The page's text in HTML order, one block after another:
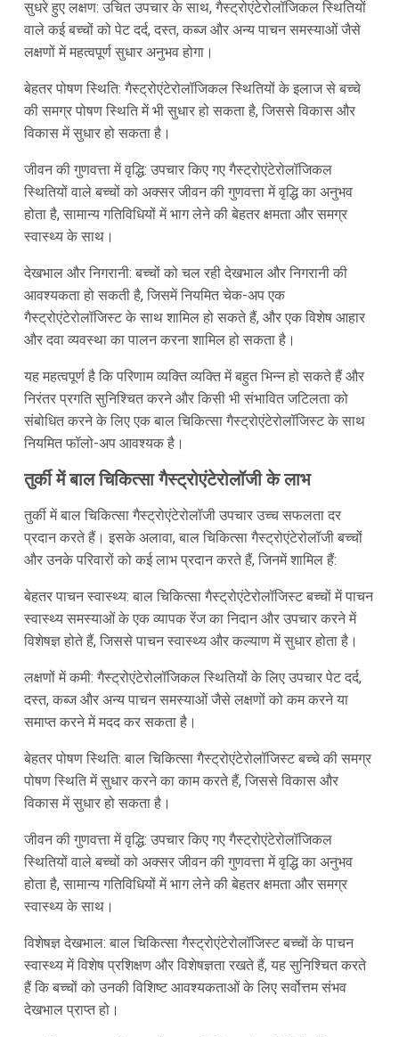
सुधरे हुए लक्षण: उचित उपचार के साथ, गैस्ट्रोएंटेरोलॉजिकल स्थितियों
वाले कई बच्चों को पेट दर्द, दस्त, कब्ज और अन्य पाचन समस्याओं जैसे
लक्षणों में महत्वपूर्ण सुधार अनुभव होगा।
बेहतर पोषण स्थिति: गैस्ट्रोएंटेरोलॉजिकल स्थितियों के इलाज से बच्चे
की समग्र पोषण स्थिति में भी सुधार हो सकता है, जिससे विकास और
विकास में सुधार हो सकता है।
जीवन की गुणवत्ता में वृद्धि: उपचार किए गए गैस्ट्रोएंटेरोलॉजिकल
स्थितियों वाले बच्चों को अक्सर जीवन की गुणवत्ता में वृद्धि का अनुभव
होता है, सामान्य गतिविधियों में भाग लेने की बेहतर क्षमता और समग्र
स्वास्थ्य के साथ।
देखभाल और निगरानी: बच्चों को चल रही देखभाल और निगरानी की
आवश्यकता हो सकती है, जिसमें नियमित चेक-अप एक
गैस्ट्रोएंटेरोलॉजिस्ट के साथ शामिल हो सकते हैं, और एक विशेष आहार
और दवा व्यवस्था का पालन करना शामिल हो सकता है।
यह महत्वपूर्ण है कि परिणाम व्यक्ति व्यक्ति में बहुत भिन्न हो सकते हैं और
निरंतर प्रगति सुनिश्चित करने और किसी भी संभावित जटिलता को
संबोधित करने के लिए एक बाल चिकित्सा गैस्ट्रोएंटेरोलॉजिस्ट के साथ
नियमित फॉलो-अप आवश्यक है।
तुर्की में बाल चिकित्सा गैस्ट्रोएंटेरोलॉजी के लाभ
तुर्की में बाल चिकित्सा गैस्ट्रोएंटेरोलॉजी उपचार उच्च सफलता दर
प्रदान करते हैं। इसके अलावा, बाल चिकित्सा गैस्ट्रोएंटेरोलॉजी बच्चों
और उनके परिवारों को कई लाभ प्रदान करते हैं, जिनमें शामिल हैं:
बेहतर पाचन स्वास्थ्य: बाल चिकित्सा गैस्ट्रोएंटेरोलॉजिस्ट बच्चों में पाचन
स्वास्थ्य समस्याओं के एक व्यापक रेंज का निदान और उपचार करने में
विशेषज्ञ होते हैं, जिससे पाचन स्वास्थ्य और कल्याण में सुधार होता है।
लक्षणों में कमी: गैस्ट्रोएंटेरोलॉजिकल स्थितियों के लिए उपचार पेट दर्द,
दस्त, कब्ज और अन्य पाचन समस्याओं जैसे लक्षणों को कम करने या
समाप्त करने में मदद कर सकता है।
बेहतर पोषण स्थिति: बाल चिकित्सा गैस्ट्रोएंटेरोलॉजिस्ट बच्चे की समग्र
पोषण स्थिति में सुधार करने का काम करते हैं, जिससे विकास और
विकास में सुधार हो सकता है।
जीवन की गुणवत्ता में वृद्धि: उपचार किए गए गैस्ट्रोएंटेरोलॉजिकल
स्थितियों वाले बच्चों को अक्सर जीवन की गुणवत्ता में वृद्धि का अनुभव
होता है, सामान्य गतिविधियों में भाग लेने की बेहतर क्षमता और समग्र
स्वास्थ्य के साथ।
विशेषज्ञ देखभाल: बाल चिकित्सा गैस्ट्रोएंटेरोलॉजिस्ट बच्चों के पाचन
स्वास्थ्य में विशेष प्रशिक्षण और विशेषज्ञता रखते हैं, यह सुनिश्चित करते
हैं कि बच्चों को उनकी विशिष्ट आवश्यकताओं के लिए सर्वोत्तम संभव
देखभाल प्राप्त हो।